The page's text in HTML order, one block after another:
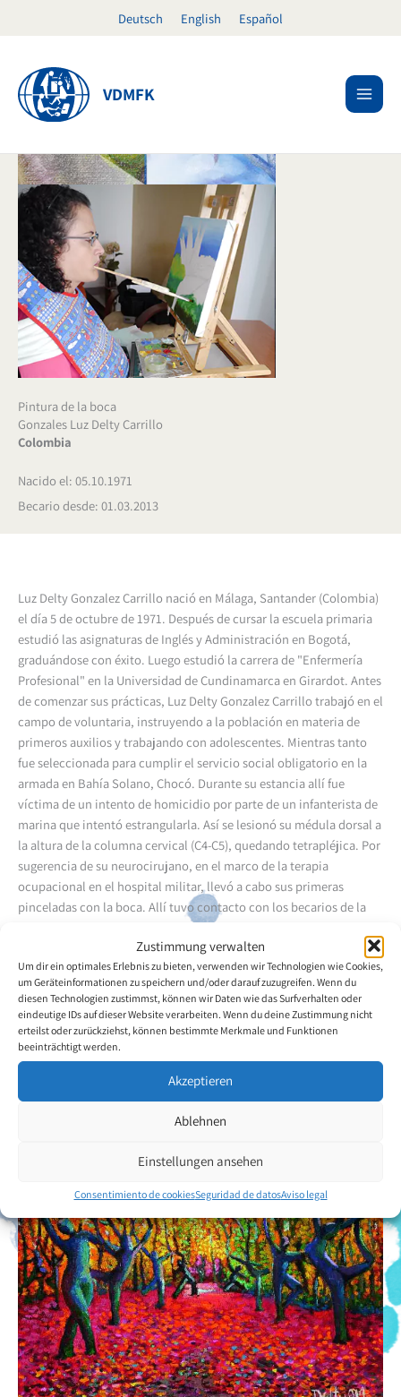
Zustimmung verwalten
Um dir ein optimales Erlebnis zu bieten, verwenden wir Technologien wie Cookies,
um Geräteinformationen zu speichern und/oder darauf zuzugreifen. Wenn du
diesen Technologien zustimmst, können wir Daten wie das Surfverhalten oder
eindeutige IDs auf dieser Website verarbeiten. Wenn du deine Zustimmung nicht
erteilst oder zurückziehst, können bestimmte Merkmale und Funktionen
beeinträchtigt werden.
Akzeptieren
Ablehnen
Einstellungen ansehen
Consentimiento de cookiesSeguridad de datosAviso legal
Deutsch English Español
VDMFK
Pintura de la boca
Gonzales Luz Delty Carrillo
Colombia
Nacido el: 05.10.1971
Becario desde: 01.03.2013
Luz Delty Gonzalez Carrillo nació en Málaga, Santander (Colombia)
el día 5 de octubre de 1971. Después de cursar la escuela primaria
estudió las asignaturas de Inglés y Administración en Bogotá,
graduándose con éxito. Luego estudió la carrera de "Enfermería
Profesional" en la Universidad de Cundinamarca en Girardot. Antes
de comenzar sus prácticas, Luz Delty Gonzalez Carrillo trabajó en el
campo de voluntaria, instruyendo a la población en materia de
primeros auxilios y trabajando con adolescentes. Mientras tanto
fue seleccionada para cumplir el servicio social obligatorio en la
armada en Bahía Solano, Chocó. Durante su estancia allí fue
víctima de un intento de homicidio por parte de un infanterista de
marina que intentó estrangularla. Así se lesionó su médula dorsal a
la altura de la columna cervical (C4-C5), quedando tetrapléjica. Por
sugerencia de su neurocirujano, en el marco de la terapia
ocupacional en el hospital militar, llevó a cabo sus primeras
pinceladas con la boca. Allí tuvo contacto con los becarios de la
VDMFK y pintores con la boca Helio Hernando Hurtado y Emiss
Belba Caldas que la apoyaron en su afán de mejorar artísticamente.
El becario de la VDMFK Luis Ariel Criollo estableció el primer
contacto de la artista con su actual maestro de pintura Carlos Para
(artista visual) que apoya activamente a la pintora con la boca.
Volver a la descripción general del artista